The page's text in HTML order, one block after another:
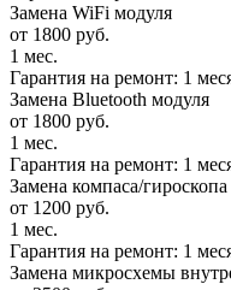
Замена WiFi модуля
от 1800 руб.
1 мес.
Гарантия на ремонт: 1
Замена Bluetooth модуля
от 1800 руб.
1 мес.
Гарантия на ремонт: 1
Замена компаса/гироскопа
от 1200 руб.
1 мес.
Гарантия на ремонт: 1
Замена микросхемы